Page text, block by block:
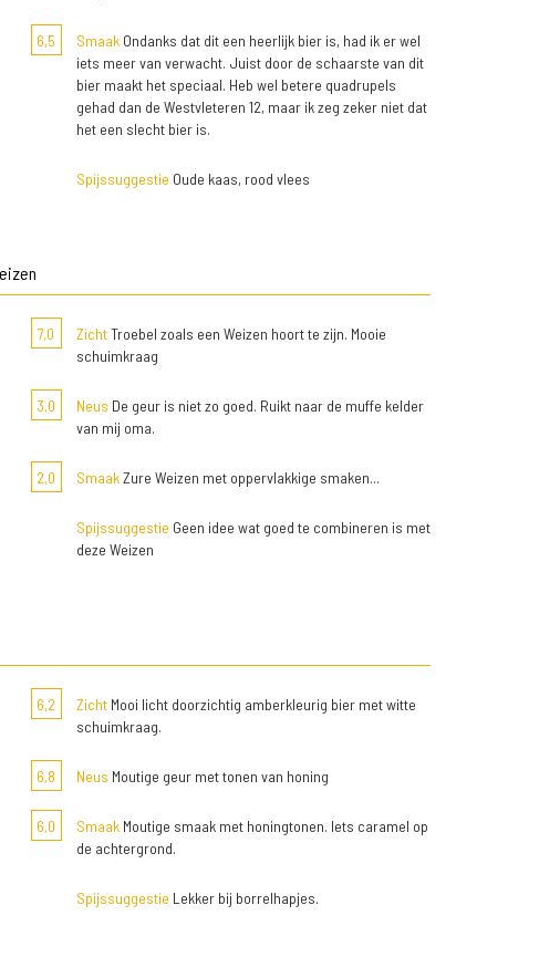
6,5 SmaakOndanks dat dit een heerlijk bier is, had ik er wel
iets meer van verwacht. Juist door de schaarste van dit
bier maakt het speciaal. Heb wel betere quadrupels
gehad dan de Westvleteren 12, maar ik zeg zeker niet dat
het een slecht bier is.
Spijssuggestie Oude kaas, rood vlees
7,0 ZichtTroebel zoals een Weizen hoort te zijn. Mooie
schuimkraag
3,0 Neus De geur is niet zo goed. Ruikt naar de muffe kelder
van mij oma.
2,0 SmaakZure Weizen met oppervlakkige smaken...
Spijssuggestie Geen idee wat goed te combineren is met
deze Weizen
6,2 ZichtMooi licht doorzichtig amberkleurig bier met witte
schuimkraag.
6,8 Neus Moutige geur met tonen van honing
6,0 SmaakMoutige smaak met honingtonen. Iets caramel op
de achtergrond.
Spijssuggestie Lekker bij borrelhapjes.